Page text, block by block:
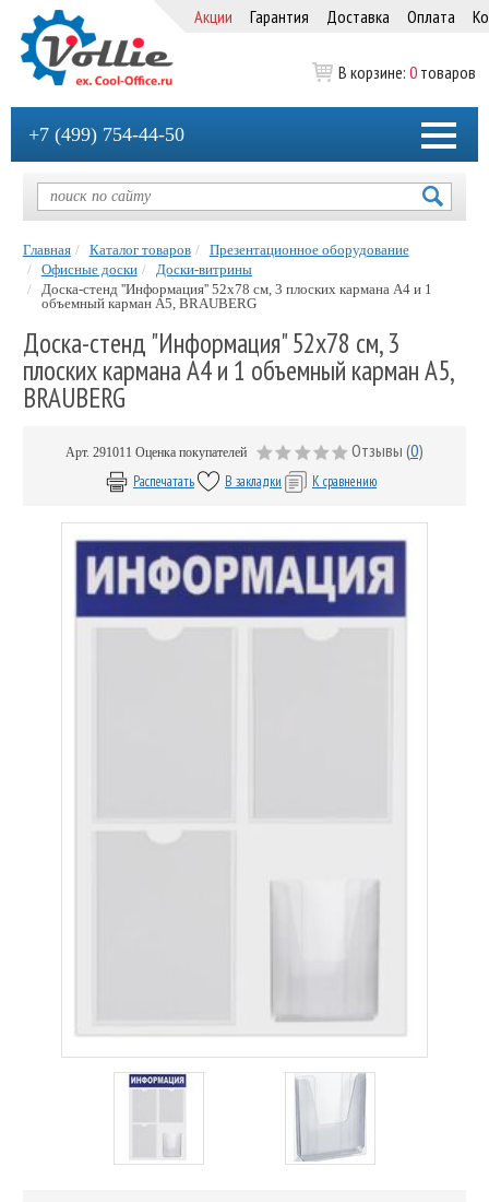
Акции Гарантия Доставка Оплата
В корзине: 0 товаров
+7 (499) 754-44-50
Главная Каталог товаров
Презентационное оборудование
Офисные доски
Доски-витрины
Доска-стенд ''Информация'' 52х78 см, 3 плоских кармана А4 и 1
объемный карман А5, BRAUBERG
Доска-стенд "Информация" 52х78 см, 3
плоских кармана А4 и 1 объемный карман А5,
BRAUBERG
Арт. 291011 Оценка покупателей Отзывы (0)
Распечатать В закладки К сравнению